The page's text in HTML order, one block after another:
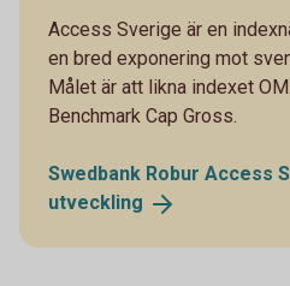
Access Sverige är en
en bred exponering mot
Målet är att likna indexet
Benchmark Cap Gross.
Swedbank Robur Access
utveckling